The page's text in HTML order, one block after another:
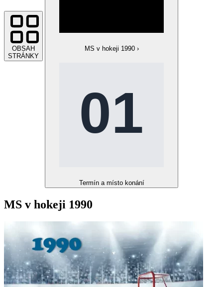
OBSAH
STRÁNKY
MS v hokeji 1990 ›
Termín a místo konání
MS v hokeji 1990